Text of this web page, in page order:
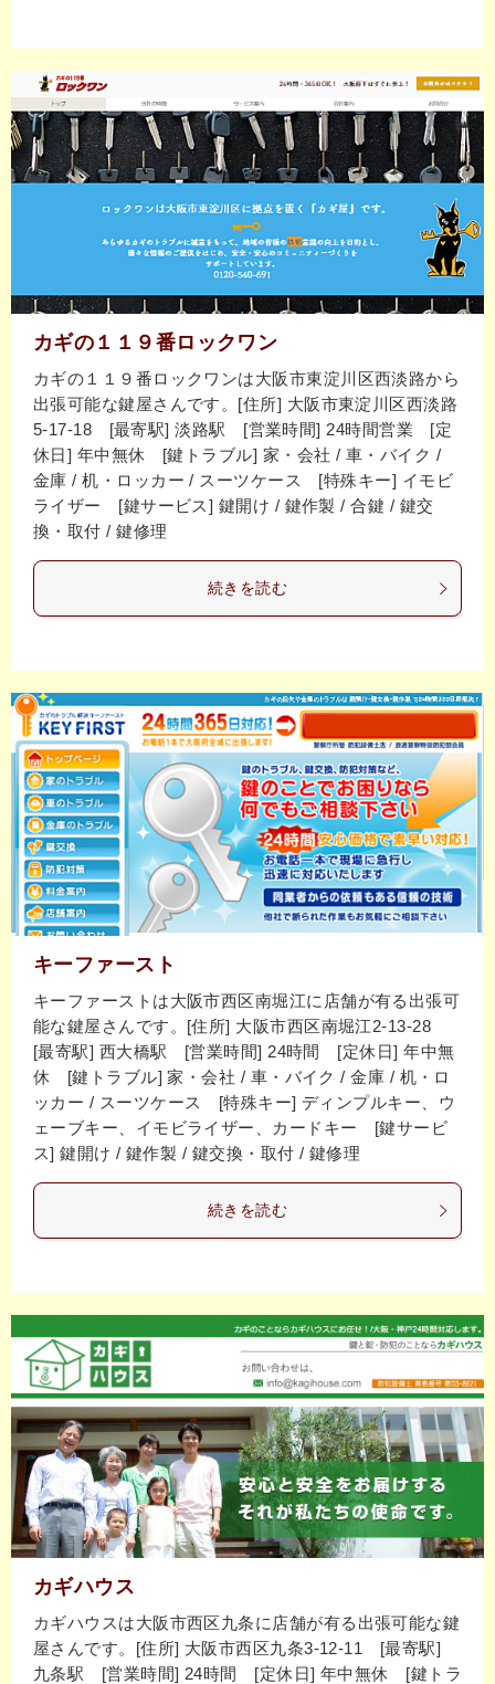
カギの１１９番ロックワン
カギの１１９番ロックワンは大阪市東淀川区西淡路から
出張可能な鍵屋さんです。[住所] 大阪市東淀川区西淡路
5-17-18 [最寄駅] 淡路駅 [営業時間] 24時間営業 [定
休日] 年中無休 [鍵トラブル] 家・会社 / 車・バイク /
金庫 / 机・ロッカー / スーツケース [特殊キー] イモビ
ライザー [鍵サービス] 鍵開け / 鍵作製 / 合鍵 / 鍵交
換・取付 / 鍵修理
続きを読む
キーファースト
キーファーストは大阪市西区南堀江に店舗が有る出張可
能な鍵屋さんです。[住所] 大阪市西区南堀江2-13-28
[最寄駅] 西大橋駅 [営業時間] 24時間 [定休日] 年中無
休 [鍵トラブル] 家・会社 / 車・バイク / 金庫 / 机・ロ
ッカー / スーツケース [特殊キー] ディンプルキー、ウ
ェーブキー、イモビライザー、カードキー [鍵サービ
ス] 鍵開け / 鍵作製 / 鍵交換・取付 / 鍵修理
続きを読む
カギハウス
カギハウスは大阪市西区九条に店舗が有る出張可能な鍵
屋さんです。[住所] 大阪市西区九条3-12-11 [最寄駅]
九条駅 [営業時間] 24時間 [定休日] 年中無休 [鍵トラ